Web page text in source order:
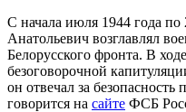
С начала июля 1944 года
Анатольевич возглавлял
Белорусского фронта. В
безоговорочной
он отвечал за безопасность
говорится на сайте ФСБ